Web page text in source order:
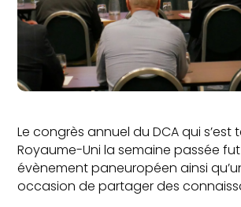
Le congrès annuel du DCA qui s’est
Royaume-Uni la semaine passée
évènement paneuropéen ainsi
occasion de partager des